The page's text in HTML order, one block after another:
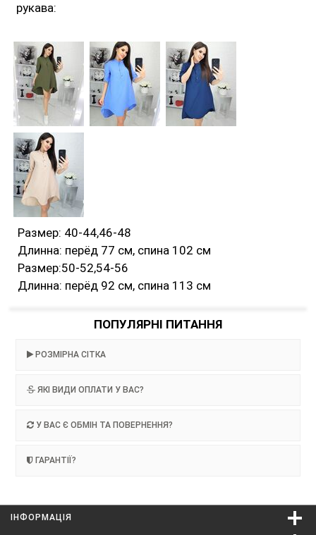
рукава:
Размер: 40-44,46-48
Длинна: перёд 77 см, спина 102 см
Размер:50-52,54-56
Длинна: перёд 92 см, спина 113 см
ПОПУЛЯРНІ ПИТАННЯ
РОЗМІРНА СІТКА
ЯКІ ВИДИ ОПЛАТИ У ВАС?
У ВАС Є ОБМІН ТА ПОВЕРНЕННЯ?
ГАРАНТІЇ?
ІНФОРМАЦІЯ